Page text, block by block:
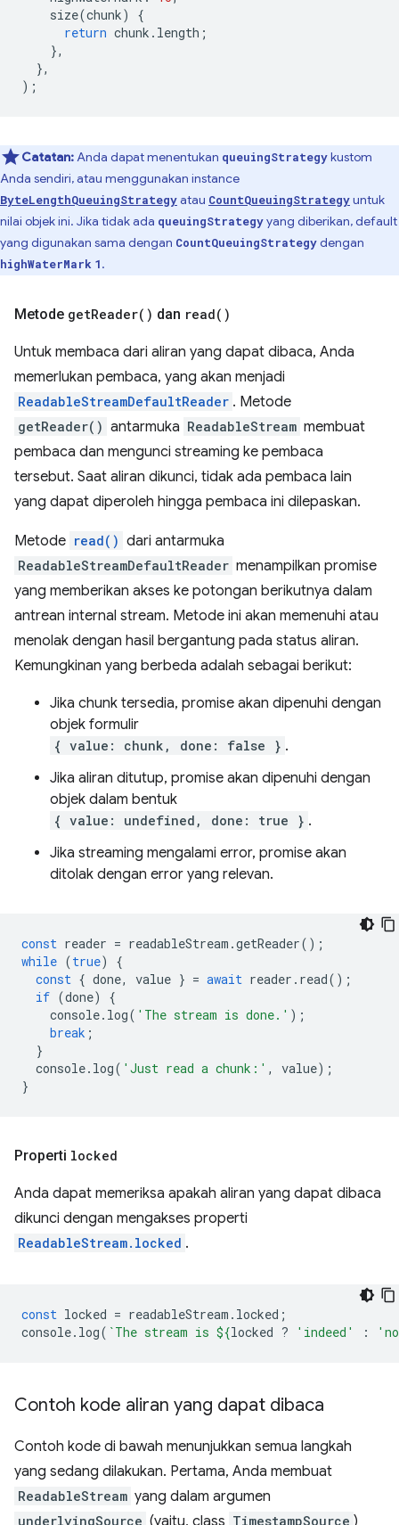
size(chunk)
{
return chunk . length ;
},
},
);
Catatan:Anda dapat menentukan queuingStrategykustom
Anda sendiri, atau menggunakan instance
ByteLengthQueuingStrategyatau CountQueuingStrategyuntuk
nilai objek ini. Jika tidak ada queuingStrategyyang diberikan, default
yang digunakan sama dengan CountQueuingStrategydengan
highWaterMark 1.
Metode getReader( ) dan read( )
Untuk membaca dari aliran yang dapat dibaca, Anda
memerlukan pembaca, yang akan menjadi
ReadableStreamDefaultReader . Metode
getReader() antarmuka ReadableStream membuat
pembaca dan mengunci streaming ke pembaca
tersebut. Saat aliran dikunci, tidak ada pembaca lain
yang dapat diperoleh hingga pembaca ini dilepaskan.
Metode read() dari antarmuka
ReadableStreamDefaultReader menampilkan promise
yang memberikan akses ke potongan berikutnya dalam
antrean internal stream. Metode ini akan memenuhi atau
menolak dengan hasil bergantung pada status aliran.
Kemungkinan yang berbeda adalah sebagai berikut:
Jika chunk tersedia, promise akan dipenuhi dengan
objek formulir
{ value: chunk, done: false } .
Jika aliran ditutup, promise akan dipenuhi dengan
objek dalam bentuk
{ value: undefined, done: true } .
Jika streaming mengalami error, promise akan
ditolak dengan error yang relevan.
const reader = readableStream .getReader();
while (true)
{
const { done, value } = await reader . read();
if (done)
{
console. log( 'The stream is done.' );
break ;
}
console. log( 'Just read a chunk:' , value);
}
Properti locked
Anda dapat memeriksa apakah aliran yang dapat dibaca
dikunci dengan mengakses properti
ReadableStream.locked .
const locked = readableStream . locked ;
console. log( `The stream is ${locked ? 'indeed' :
Contoh kode aliran yang dapat dibaca
Contoh kode di bawah menunjukkan semua langkah
yang sedang dilakukan. Pertama, Anda membuat
ReadableStream yang dalam argumen
underlyingSource TimestampSource